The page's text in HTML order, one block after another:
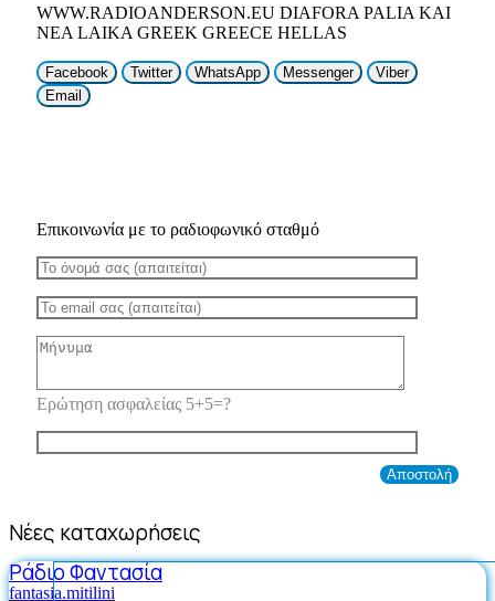
WWW.RADIOANDERSON.EU DIAFORA PALIA KAI
NEA LAIKA GREEK GREECE HELLAS
Facebook Twitter WhatsApp Messenger
Viber
Email
Επικοινωνία με το ραδιοφωνικό σταθμό
Ερώτηση ασφαλείας 5+5=?
Νέες καταχωρήσεις
Ράδιο Φαντασία
fantasia.mitilini